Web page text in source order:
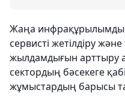
Жаңа
сервисті жетілдіру
жылдамдығын арттыру
сектордың бәсекеге
жұмыстардың барысы